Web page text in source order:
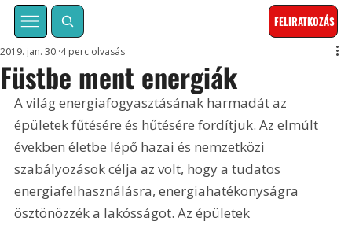
FELIRATKOZÁS
Füstbe ment energiák
2019. jan. 30. 4 perc olvasás
A világ energiafogyasztásának harmadát az
épületek fűtésére és hűtésére fordítjuk. Az elmúlt
években életbe lépő hazai és nemzetközi
szabályozások célja az volt, hogy a tudatos
energiafelhasználásra, energiahatékonyságra
ösztönözzék a lakósságot. Az épületek